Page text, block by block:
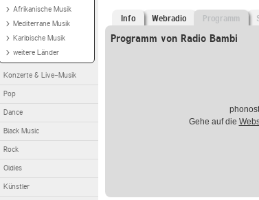
Afrikanische Musik
Mediterrane Musik
Karibische Musik
weitere Länder
Konzerte & Live-Musik
Pop
Dance
Black Music
Rock
Oldies
Künstler
Info Webradio Programm
Programm von Radio Bambi
Gehe auf die